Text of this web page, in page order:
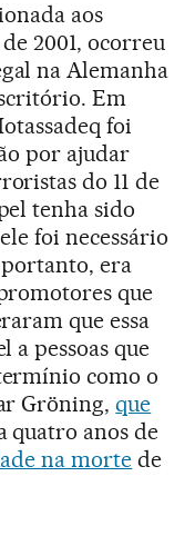
aos
2001, ocorreu
na Alemanha
Em
foi
por ajudar
do 11 de
tenha sido
foi necessário
portanto, era
que
que essa
a pessoas que
como o
Gröning,que
quatro anos de
na morte de